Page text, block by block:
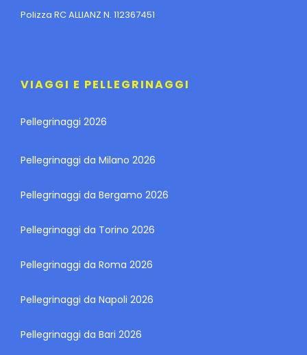
Polizza RC ALLIANZ N. 112367451
VIAGGI E PELLEGRINAGGI
Pellegrinaggi 2026
Pellegrinaggi da Milano 2026
Pellegrinaggi da Bergamo 2026
Pellegrinaggi da Torino 2026
Pellegrinaggi da Roma 2026
Pellegrinaggi da Napoli 2026
Pellegrinaggi da Bari 2026